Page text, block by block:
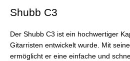
Shubb C3
Der Shubb C3 ist ein hochwertiger
Gitarristen entwickelt wurde. Mit
ermöglicht er eine einfache und